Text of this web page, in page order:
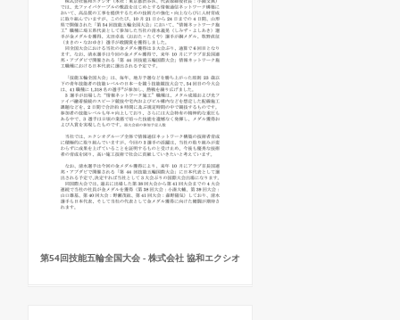
第54回技能五輪全国大会 - 株式会社 協和エクシオ